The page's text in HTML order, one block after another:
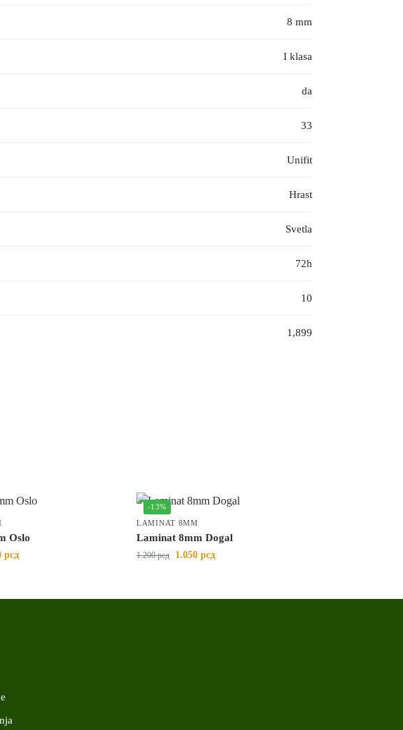
8 mm
I klasa
da
33
Unifit
Hrast
Svetla
72h
10
1,899
Oslo
рсд
-13%
LAMINAT 8MM
Laminat 8mm Dogal
1.200рсд 1.050рсд